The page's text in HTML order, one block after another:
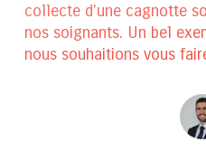
collecte d'une cagnotte
nos soignants. Un bel
nous souhaitions vous